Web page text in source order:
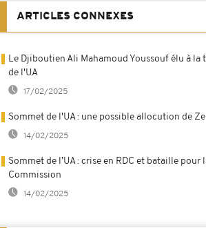
ARTICLES CONNEXES
Le Djiboutien Ali Mahamoud Youssouf élu à la
de l'UA
17/02/2025
Sommet de l'UA : une possible allocution de
14/02/2025
Sommet de l’UA : crise en RDC et bataille pour
Commission
14/02/2025